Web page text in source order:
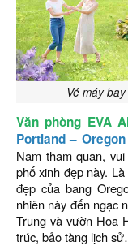
Vé máy
Văn phòng EVA
Portland –
Nam tham quan,
phố xinh đẹp này.
đẹp của bang
nhiên này đến ngạc
Trung và vườn Hoa
trúc, bảo tàng lịch